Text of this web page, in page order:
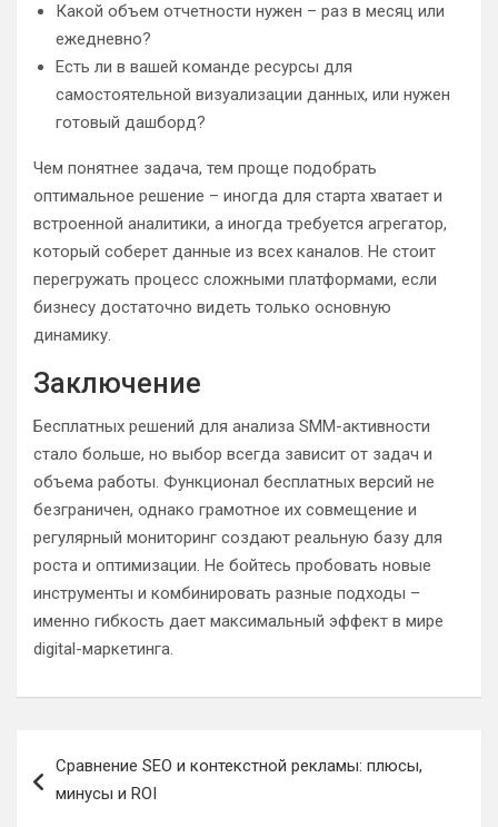
Какой объем отчетности нужен – раз в месяц или
ежедневно?
Есть ли в вашей команде ресурсы для
самостоятельной визуализации данных, или нужен
готовый дашборд?
Чем понятнее задача, тем проще подобрать
оптимальное решение – иногда для старта хватает и
встроенной аналитики, а иногда требуется агрегатор,
который соберет данные из всех каналов. Не стоит
перегружать процесс сложными платформами, если
бизнесу достаточно видеть только основную
динамику.
Заключение
Бесплатных решений для анализа SMM-активности
стало больше, но выбор всегда зависит от задач и
объема работы. Функционал бесплатных версий не
безграничен, однако грамотное их совмещение и
регулярный мониторинг создают реальную базу для
роста и оптимизации. Не бойтесь пробовать новые
инструменты и комбинировать разные подходы –
именно гибкость дает максимальный эффект в мире
digital-маркетинга.
по
Сравнение SEO и контекстной рекламы: плюсы,
минусы и ROI